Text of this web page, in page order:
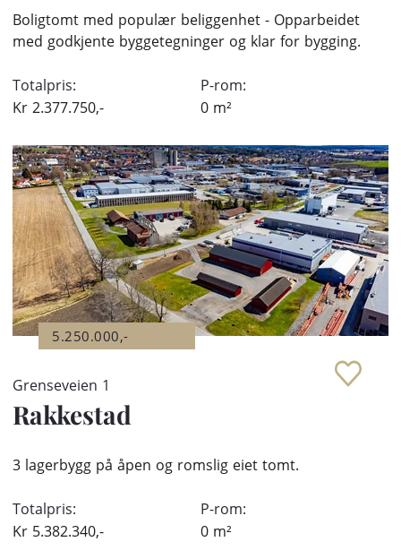
Boligtomt med populær beliggenhet - Opparbeidet
med godkjente byggetegninger og klar for bygging.
Totalpris:
Kr 2.377.750,-
P-rom:
0 m²
5.250.000,-
Grenseveien 1
Rakkestad
3 lagerbygg på åpen og romslig eiet tomt.
Totalpris:
Kr 5.382.340,-
P-rom:
0 m²